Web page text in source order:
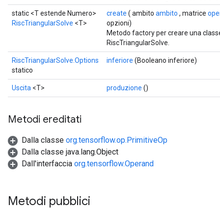
static <T estende Numero>
RiscTriangularSolve <T>
create ( ambito ambito , matrice
opzioni)
Metodo factory per creare una
RiscTriangularSolve.
RiscTriangularSolve.Options
statico
inferiore (Booleano inferiore)
Uscita <T> produzione ()
Metodi ereditati
Dalla classe org.tensorflow.op.PrimitiveOp
Dalla classe java.lang.Object
Dall'interfaccia org.tensorflow.Operand
Metodi pubblici